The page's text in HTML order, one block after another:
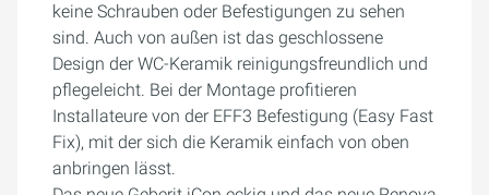
keine Schrauben oder Befestigungen zu sehen
sind. Auch von außen ist das geschlossene
Design der WC-Keramik reinigungsfreundlich und
pflegeleicht. Bei der Montage profitieren
Installateure von der EFF3 Befestigung (Easy Fast
Fix), mit der sich die Keramik einfach von oben
anbringen lässt.